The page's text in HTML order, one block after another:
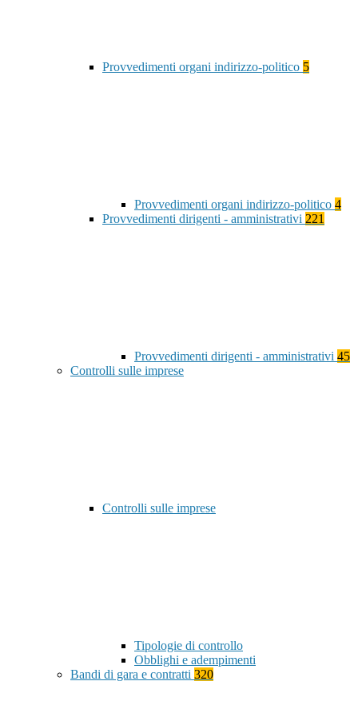
Provvedimenti organi indirizzo-politico 5
Provvedimenti organi indirizzo-politico 4
Provvedimenti dirigenti - amministrativi 221
Provvedimenti dirigenti - amministrativi 45
Controlli sulle imprese
Controlli sulle imprese
Tipologie di controllo
Obblighi e adempimenti
Bandi di gara e contratti 320